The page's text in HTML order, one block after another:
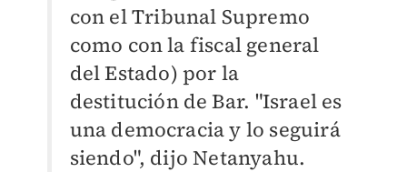
con el Tribunal Supremo
como con la fiscal general
del Estado) por la
destitución de Bar. "Israel es
una democracia y lo seguirá
siendo", dijo Netanyahu.